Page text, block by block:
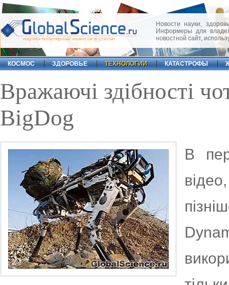
научно-популярные новости и статьи
Новости науки,
Информеры для
новостной сайт,
КОСМОС ЗДОРОВЬЕ ТЕХНОЛОГИИ КАТАСТРОФЫ
Вражаючі здібності
BigDog
В